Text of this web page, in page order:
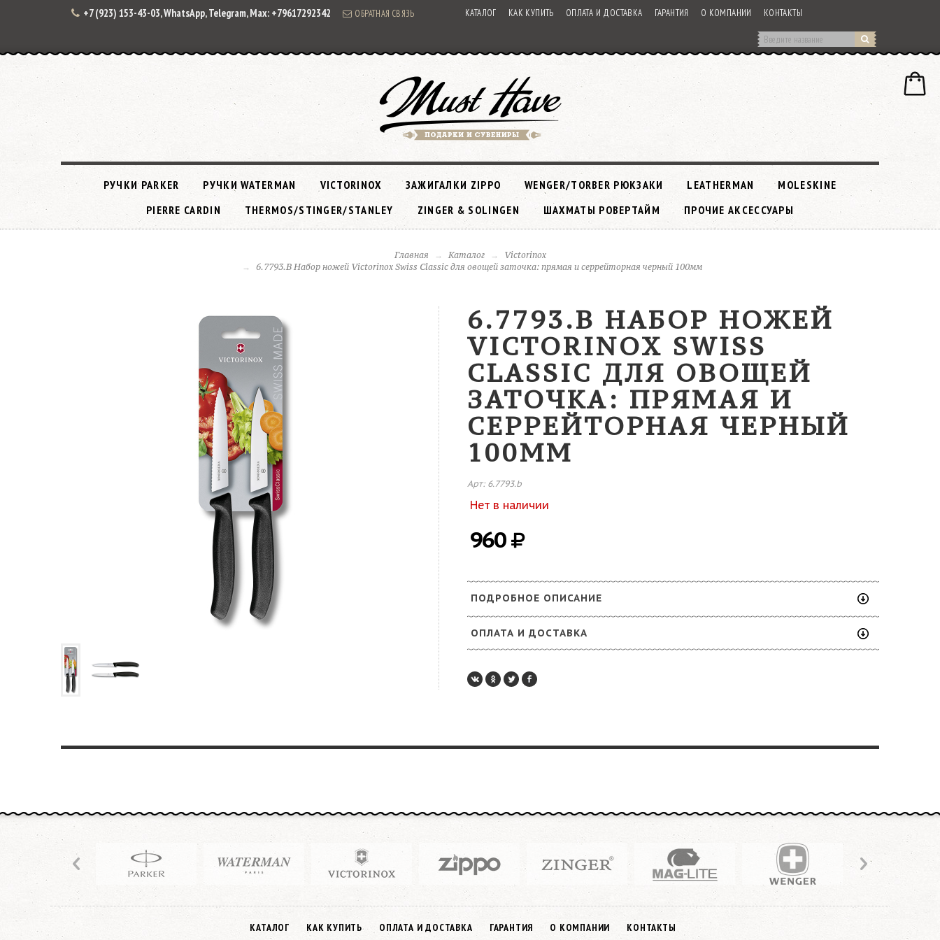
+7 (923) 153-43-03, WhatsApp, Telegram, Max: +79617292342 ОБРАТНАЯ СВЯЗЬ КАТАЛОГ КАК КУПИТЬ ОПЛАТА И ДОСТАВКА ГАРАНТИЯ О КОМПАНИИ КОНТАКТЫ
РУЧКИ PARKER РУЧКИ WATERMAN VICTORINOX ЗАЖИГАЛКИ ZIPPO WENGER/TORBER РЮКЗАКИ LEATHERMAN
MOLESKINE
PIERRE CARDIN
THERMOS/STINGER/STANLEY ZINGER & SOLINGEN ШАХМАТЫ РОВЕРТАЙМ ПРОЧИЕ АКСЕССУАРЫ
Главная Каталог
Victorinox
6.7793.B Набор ножей Victorinox Swiss Classic для овощей заточка: прямая и серрейторная черный 100мм
6.7793.B НАБОР НОЖЕЙ
VICTORINOX SWISS
CLASSIC ДЛЯ ОВОЩЕЙ
ЗАТОЧКА: ПРЯМАЯ И
СЕРРЕЙТОРНАЯ ЧЕРНЫЙ
100ММ
Арт: 6.7793.b
Нет в наличии
960
ПОДРОБНОЕ ОПИСАНИЕ
ОПЛАТА И ДОСТАВКА
КАТАЛОГ КАК КУПИТЬ ОПЛАТА И ДОСТАВКА ГАРАНТИЯ О КОМПАНИИ КОНТАКТЫ